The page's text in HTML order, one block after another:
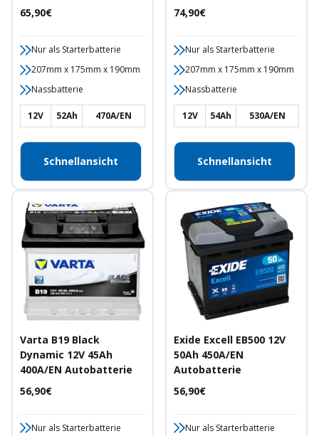
Angebotspreis
65,90€
Nur als Starterbatterie
207mm x 175mm x 190mm
Nassbatterie
12V 52Ah 470A/EN
Schnellansicht
Angebotspreis
74,90€
Nur als Starterbatterie
207mm x 175mm x 190mm
Nassbatterie
12V 54Ah 530A/EN
Schnellansicht
Varta B19 Black
Dynamic 12V 45Ah
400A/EN Autobatterie
Angebotspreis
56,90€
Nur als Starterbatterie
Exide Excell EB500 12V
50Ah 450A/EN
Autobatterie
Angebotspreis
56,90€
Nur als Starterbatterie